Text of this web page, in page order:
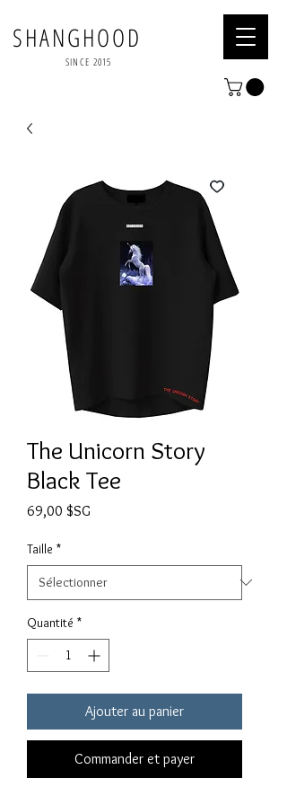
SHANGHOOD
SINCE 2015
The Unicorn Story
Black Tee
69,00 $SG
Taille *
Quantité *
Ajouter au panier
Commander et payer